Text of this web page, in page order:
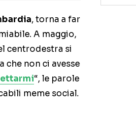
, torna a far
A maggio,
centrodestra si
che non ci avesse
“, le parole
meme social.